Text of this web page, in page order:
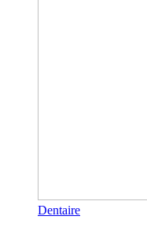
Dentaire